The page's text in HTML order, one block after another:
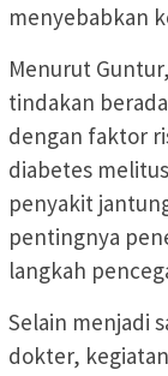
menyebabkan
Menurut
tindakan
dengan faktor
diabetes
penyakit
pentingnya
langkah
Selain menjadi
dokter,